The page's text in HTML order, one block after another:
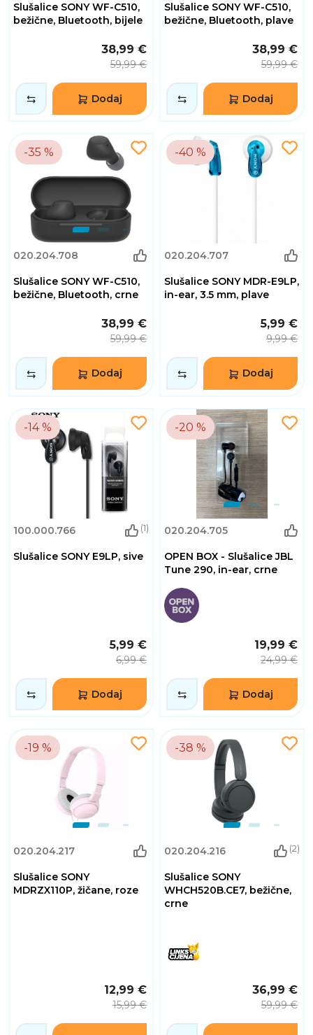
Slušalice SONY WF-C510,
bežične, Bluetooth, bijele
38,99 €
59,99 €
Dodaj
Slušalice SONY WF-C510,
bežične, Bluetooth, plave
38,99 €
59,99 €
Dodaj
-35 %
020.204.708
Slušalice SONY WF-C510,
bežične, Bluetooth, crne
38,99 €
59,99 €
Dodaj
-40 %
020.204.707
Slušalice SONY MDR-E9LP,
in-ear, 3.5 mm, plave
5,99 €
9,99 €
Dodaj
-14 %
100.000.766 (1)
Slušalice SONY E9LP, sive
5,99 €
6,99 €
Dodaj
-20 %
020.204.705
OPEN BOX - Slušalice JBL
Tune 290, in-ear, crne
19,99 €
24,99 €
Dodaj
-19 %
020.204.217
Slušalice SONY
MDRZX110P, žičane, roze
12,99 €
15,99 €
-38 %
020.204.216 (2)
Slušalice SONY
WHCH520B.CE7, bežične,
crne
36,99 €
59,99 €